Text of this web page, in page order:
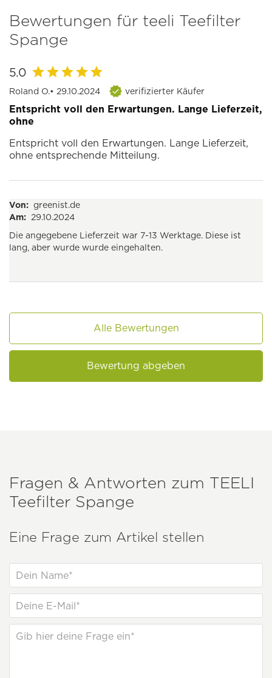
Bewertungen für teeli Teefilter
Spange
5.0
Roland O.• 29.10.2024 verifizierter Käufer
Entspricht voll den Erwartungen. Lange Lieferzeit,
ohne
Entspricht voll den Erwartungen. Lange Lieferzeit,
ohne entsprechende Mitteilung.
Von: greenist.de
Am: 29.10.2024
Die angegebene Lieferzeit war 7-13 Werktage. Diese ist
lang, aber wurde wurde eingehalten.
Alle Bewertungen
Bewertung abgeben
Fragen & Antworten zum TEELI
Teefilter Spange
Eine Frage zum Artikel stellen